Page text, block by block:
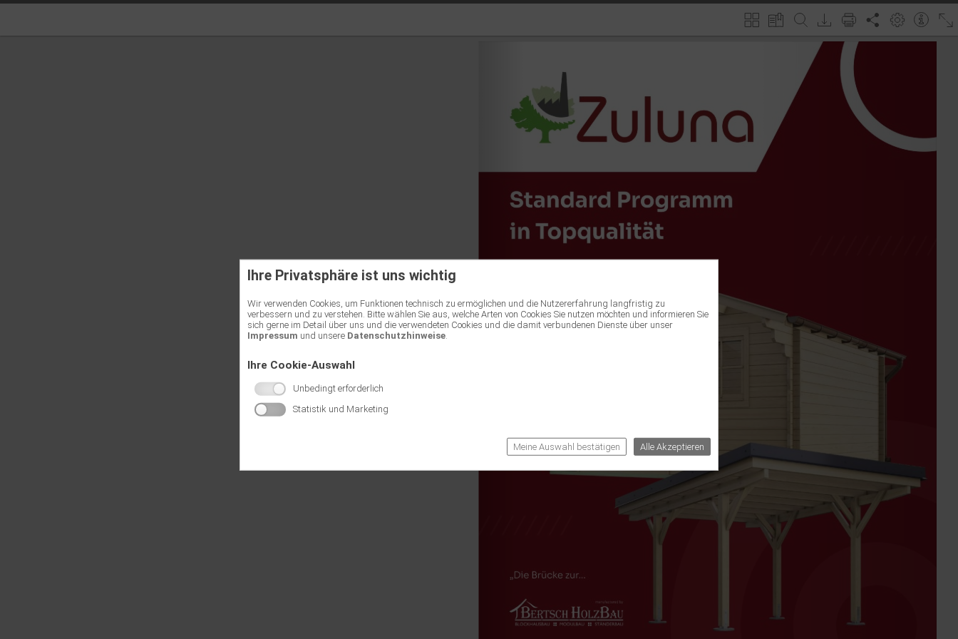
Ihre Privatsphäre ist uns wichtig
Wir verwenden Cookies, um Funktionen technisch zu ermöglichen und die Nutzererfahrung langfristig zu
verbessern und zu verstehen. Bitte wählen Sie aus, welche Arten von Cookies Sie nutzen möchten und informieren Sie
sich gerne im Detail über uns und die verwendeten Cookies und die damit verbundenen Dienste über unser
Impressum und unsere Datenschutzhinweise
Ihre Cookie-Auswahl
Unbedingt erforderlich
Statistik und Marketing
Meine Auswahl bestätigen Alle Akzeptieren